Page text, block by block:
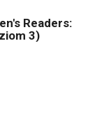
Readers:
3)